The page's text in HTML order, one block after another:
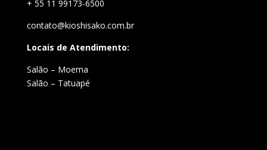
+ 55 11 99173-6500
contato@kioshisako.com.br
Locais de Atendimento:
Salão – Moema
Salão – Tatuapé